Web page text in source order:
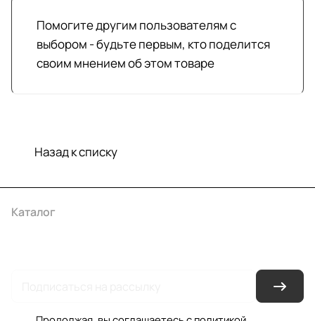
Помогите другим пользователям с
выбором - будьте первым, кто поделится
своим мнением об этом товаре
Назад к списку
Каталог